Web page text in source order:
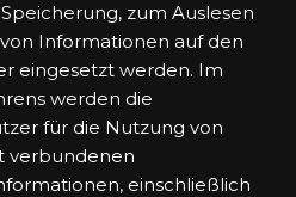
zum Auslesen
Informationen auf den
eingesetzt werden. Im
werden die
für die Nutzung von
verbundenen
einschließlich